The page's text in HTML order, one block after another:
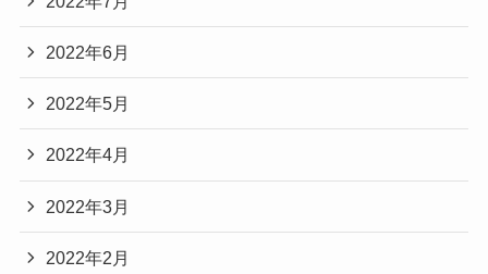
2022年6月
2022年5月
2022年4月
2022年3月
2022年2月